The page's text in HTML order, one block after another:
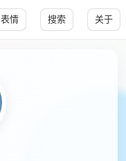
表情 搜索 关于